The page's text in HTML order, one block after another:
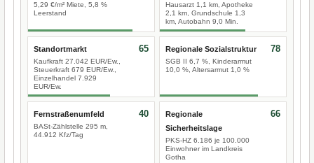
5,29 €/m² Miete, 5,8 %
Leerstand
Hausarzt 1,1 km, Apotheke
2,1 km, Grundschule 1,3
km, Autobahn 9,0 Min.
Standortmarkt
Kaufkraft 27.042 EUR/Ew.,
Steuerkraft 679 EUR/Ew.,
Einzelhandel 7.929
EUR/Ew.
65 Regionale Sozialstruktur
SGB II 6,7 %, Kinderarmut
10,0 %, Altersarmut 1,0 %
78
Fernstraßenumfeld
BASt-Zählstelle 295 m,
44.912 Kfz/Tag
40
Regionale
Sicherheitslage
PKS-HZ 6.186 je 100.000
Einwohner im Landkreis
Gotha
66